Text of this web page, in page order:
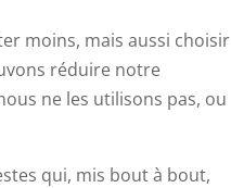
moins, mais aussi choisir
réduire notre
ne les utilisons pas, ou
qui, mis bout à bout,